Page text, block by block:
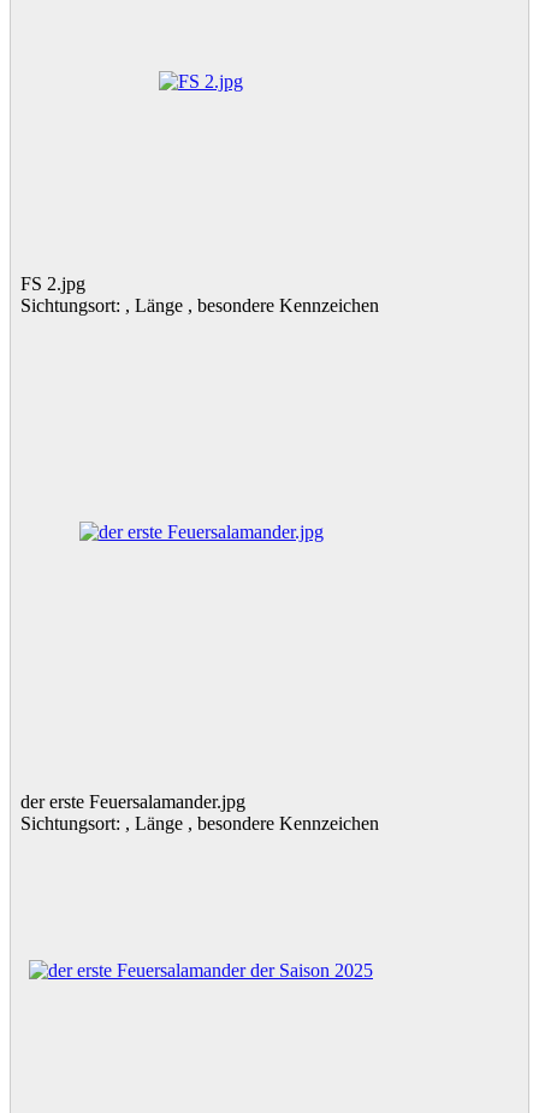
FS 2.jpg
Sichtungsort: , Länge , besondere Kennzeichen
der erste Feuersalamander.jpg
Sichtungsort: , Länge , besondere Kennzeichen